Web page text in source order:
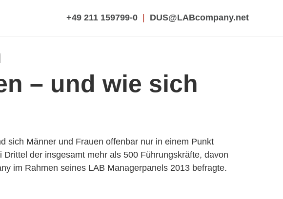
+49 211 159799-0 DUS@LABcompany.net
– und wie sich
sich Männer und Frauen offenbar nur in einem Punkt
der insgesamt mehr als 500 Führungskräfte, davon
im Rahmen seines LAB Managerpanels 2013 befragte.